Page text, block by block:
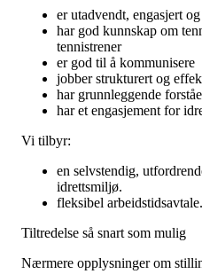
er utadvendt, engasjert
har god kunnskap om
tennistrener
er god til å kommunisere
jobber strukturert og
har grunnleggende
har et engasjement for
Vi tilbyr:
en selvstendig,
idrettsmiljø.
fleksibel arbeidstidsavtale.
Tiltredelse så snart som mulig
Nærmere opplysninger om